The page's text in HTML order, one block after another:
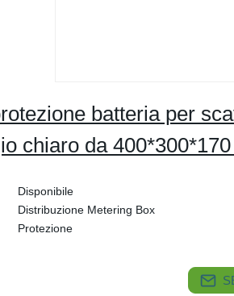
batteria per
chiaro da
Disponibile
Distribuzione Metering Box
Protezione